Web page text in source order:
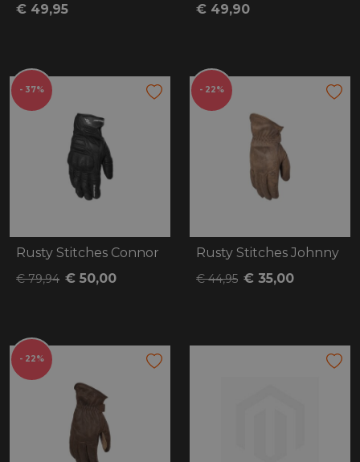
€ 49,95
€ 49,90
- 37%
Rusty Stitches Connor
€ 79,94 € 50,00
- 22%
Rusty Stitches Johnny
€ 44,95 € 35,00
- 22%